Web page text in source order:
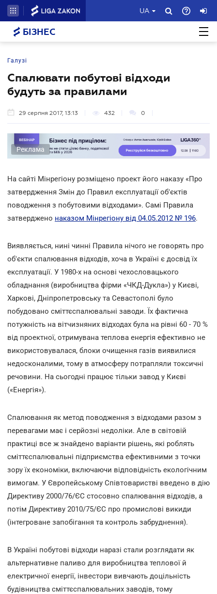
UA
БІЗНЕС
Галузі
Спалювати побутові відходи
будуть за правилами
29 серпня 2017, 13:13 432 0
Реклама
На сайті Мінрегіону розміщено проект його наказу «Про
затвердження Змін до Правил експлуатації об'єктів
поводження з побутовими відходами». Самі Правила
затверджено наказом Мінрегіону від 04.05.2012 № 196.
Виявляється, нині чинні Правила нічого не говорять про
об'єкти спалювання відходів, хоча в Україні є досвід їх
експлуатації. У 1980-х на основі чехословацького
обладнання (виробництва фірми «ЧКД-Дукла») у Києві,
Харкові, Дніпропетровську та Севастополі було
побудовано сміттєспалювальні заводи. Їх фактична
потужність на вітчизняних відходах була на рівні 60 - 70 %
від проектної, отримувана теплова енергія ефективно не
використовувалася, блоки очищення газів виявилися
недосконалими, тому в атмосферу потрапляли токсичні
речовини. На сьогодні працює тільки завод у Києві
(«Енергія»).
Спалювання як метод поводження з відходами разом з
перевагами має і серйозні недоліки. Але в світовій
практиці все ж знайдено варіанти рішень, які роблять
сміттєспалювальні підприємства ефективними з точки
зору їх економіки, включаючи відповідність екологічним
вимогам. У Європейському Співтоваристві введено в дію
Директиву 2000/76/ЄС стосовно спалювання відходів, а
потім Директиву 2010/75/ЄС про промислові викиди
(інтегроване запобігання та контроль забруднення).
В Україні побутові відходи наразі стали розглядати як
альтернативне паливо для виробництва теплової й
електричної енергії, інвестори вивчають доцільність
будівництва сміттєспалювальних заводів, тому